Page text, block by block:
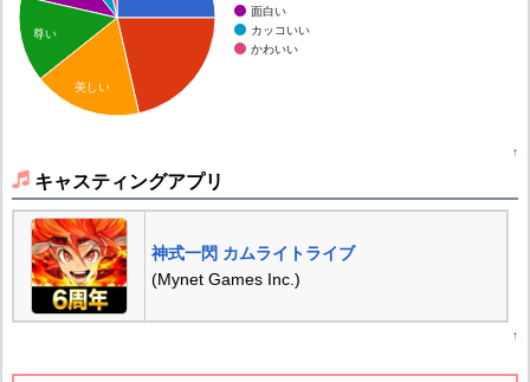
面白い
カッコいい
かわいい
尊い
美しい
↑
キャスティングアプリ
神式一閃 カムライトライブ
(Mynet Games Inc.)
↑